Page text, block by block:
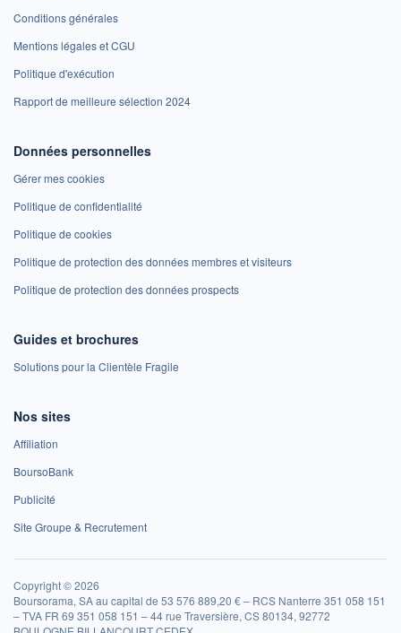
Conditions générales
Mentions légales et CGU
Politique d'exécution
Rapport de meilleure sélection 2024
Données personnelles
Gérer mes cookies
Politique de confidentialité
Politique de cookies
Politique de protection des données membres et visiteurs
Politique de protection des données prospects
Guides et brochures
Solutions pour la Clientèle Fragile
Nos sites
Affiliation
BoursoBank
Publicité
Site Groupe & Recrutement
Copyright © 2026
Boursorama, SA au capital de 53 576 889,20 € – RCS Nanterre 351 058 151
– TVA FR 69 351 058 151 – 44 rue Traversière, CS 80134, 92772